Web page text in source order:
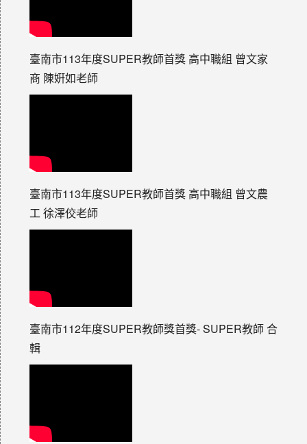
臺南市113年度SUPER教師首獎 高中職組 曾文家
商 陳姸如老師
臺南市113年度SUPER教師首獎 高中職組 曾文農
工 徐澤佼老師
臺南市112年度SUPER教師獎首獎- SUPER教師 合
輯